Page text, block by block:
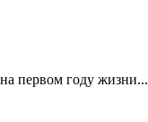
первом году жизни...